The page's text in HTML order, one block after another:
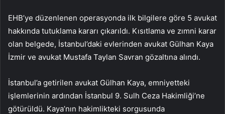
EHB’ye düzenlenen operasyonda ilk bilgilere göre 5 avukat
hakkında tutuklama kararı çıkarıldı. Kısıtlama ve zımni karar
olan belgede, İstanbul’daki evlerinden avukat Gülhan Kaya
İzmir ve avukat Mustafa Taylan Savran gözaltına alındı.
İstanbul’a getirilen avukat Gülhan Kaya, emniyetteki
işlemlerinin ardından İstanbul 9. Sulh Ceza Hakimliği’ne
götürüldü. Kaya’nın hakimlikteki sorgusunda